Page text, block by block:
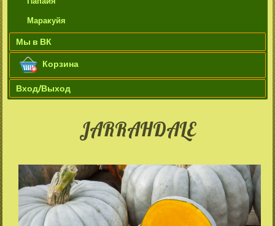
Маракуйя
Мы в ВК
Корзина
Вход/Выход
JARRAHDALE